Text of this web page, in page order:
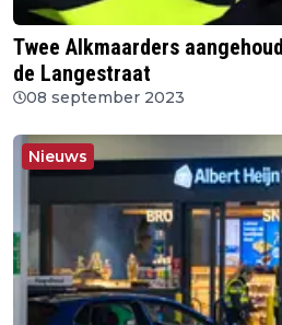
Twee Alkmaarders
de Langestraat
08 september 2023
Nieuws